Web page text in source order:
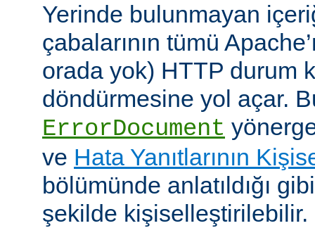
Yerinde bulunmayan
çabalarının tümü
orada yok) HTTP durum
döndürmesine yol açar.
ErrorDocument
ve Hata Yanıtlarının
bölümünde anlatıldığı
şekilde kişiselleştirilebilir.